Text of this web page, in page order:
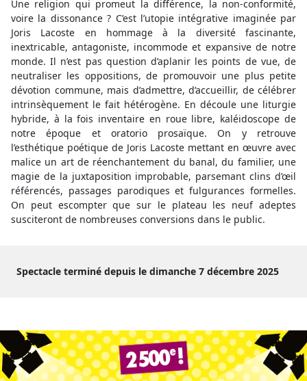
Une religion qui promeut la différence, la non-conformité,
voire la dissonance ? C’est l’utopie intégrative imaginée par
Joris Lacoste en hommage à la diversité fascinante,
inextricable, antagoniste, incommode et expansive de notre
monde. Il n’est pas question d’aplanir les points de vue, de
neutraliser les oppositions, de promouvoir une plus petite
dévotion commune, mais d’admettre, d’accueillir, de célébrer
intrinsèquement le fait hétérogène. En découle une liturgie
hybride, à la fois inventaire en roue libre, kaléidoscope de
notre époque et oratorio prosaïque. On y retrouve
l’esthétique poétique de Joris Lacoste mettant en œuvre avec
malice un art de réenchantement du banal, du familier, une
magie de la juxtaposition improbable, parsemant clins d’œil
référencés, passages parodiques et fulgurances formelles.
On peut escompter que sur le plateau les neuf adeptes
susciteront de nombreuses conversions dans le public.
Spectacle terminé depuis le dimanche 7 décembre 2025